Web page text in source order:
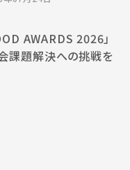
AWARDS 2026」
題解決への挑戦を